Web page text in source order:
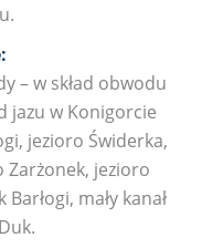
– w skład obwodu
jazu w Konigorcie
jezioro Świderka,
Zarżonek, jezioro
mały kanał